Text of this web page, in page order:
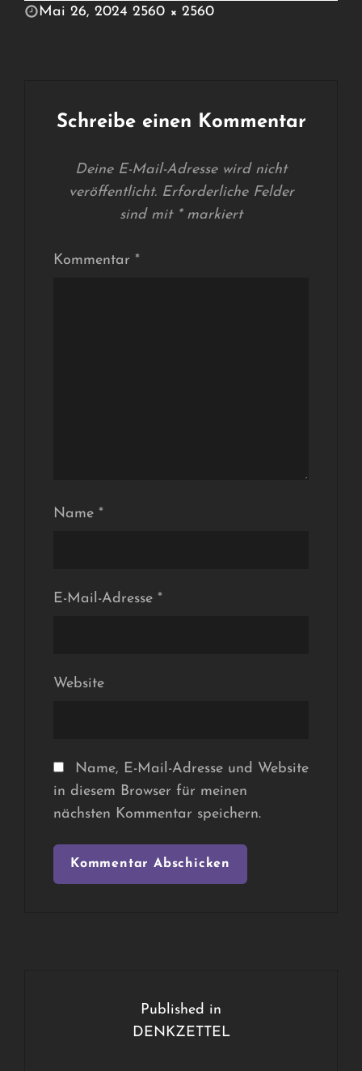
POSTED
Mai 26, 2024 2560 × 2560
Schreibe einen Kommentar
Deine E-Mail-Adresse wird nicht
veröffentlicht. Erforderliche Felder
sind mit *markiert
Kommentar *
Name *
E-Mail-Adresse *
Website
Name, E-Mail-Adresse und Website
in diesem Browser für meinen
nächsten Kommentar speichern.
Published in
DENKZETTEL